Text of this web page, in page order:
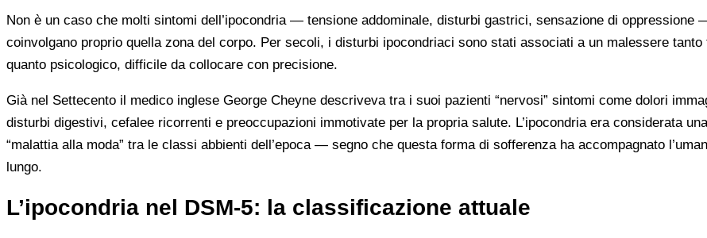
Non è un caso che molti sintomi dell’ipocondria — tensione addominale, disturbi gastrici, sensazione di oppressione
coinvolgano proprio quella zona del corpo. Per secoli, i disturbi ipocondriaci sono stati associati a un malessere tanto
quanto psicologico, difficile da collocare con precisione.
Già nel Settecento il medico inglese George Cheyne descriveva tra i suoi pazienti “nervosi” sintomi come dolori
disturbi digestivi, cefalee ricorrenti e preoccupazioni immotivate per la propria salute. L’ipocondria era considerata
“malattia alla moda” tra le classi abbienti dell’epoca — segno che questa forma di sofferenza ha accompagnato
lungo.
L’ipocondria nel DSM-5: la classificazione attuale